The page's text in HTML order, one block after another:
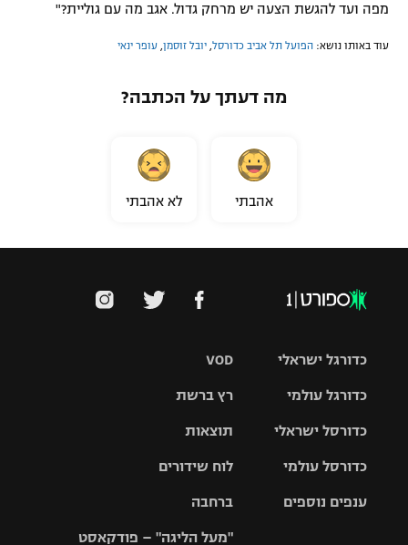
מפה ועד להגשת הצעה יש מרחק גדול. אגב מה עם גוליית?"
עוד באותו נושא: הפועל תל אביב כדורסל יובל זוסמן עופר ינאי
מה דעתך על הכתבה?
אהבתי לא אהבתי
VOD
רץ ברשת
תוצאות
לוח שידורים
ברחבה
"מעל הליגה" – פודקאסט
כדורגל ישראלי
גביע הטוטו
כדורגל עולמי
האלופות
ליגה
כדורסל ישראלי
סל
כדורסל עולמי
ענפים נוספים